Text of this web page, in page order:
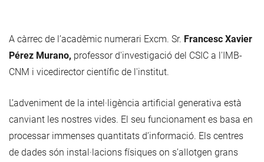
A càrrec de l’acadèmic numerari Excm. Sr. Francesc Xavier
Pérez Murano, professor d'investigació del CSIC a l'IMB-
CNM i vicedirector científic de l'institut.
L’adveniment de la intel·ligència artificial generativa està
canviant les nostres vides. El seu funcionament es basa en
processar immenses quantitats d’informació. Els centres
de dades són instal·lacions físiques on s’allotgen grans